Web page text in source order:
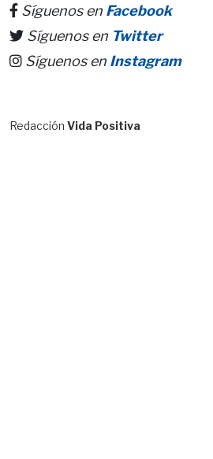
Síguenos en Facebook
Síguenos en Twitter
Síguenos en Instagram
Redacción Vida Positiva